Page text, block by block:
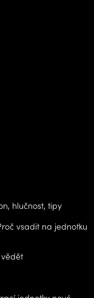
hlučnost, tipy
vsadit na jednotku